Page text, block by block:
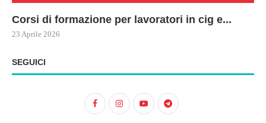
Corsi di formazione per lavoratori in cig e...
23 Aprile 2026
SEGUICI